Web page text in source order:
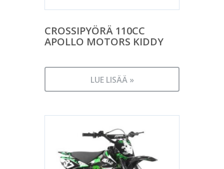
CROSSIPYÖRÄ 110CC
APOLLO MOTORS KIDDY
LUE LISÄÄ »